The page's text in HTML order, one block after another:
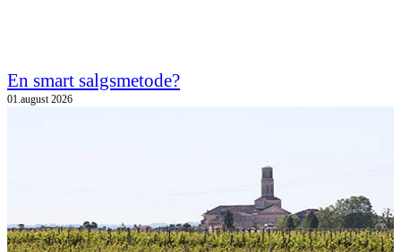
En smart salgsmetode?
01.august 2026